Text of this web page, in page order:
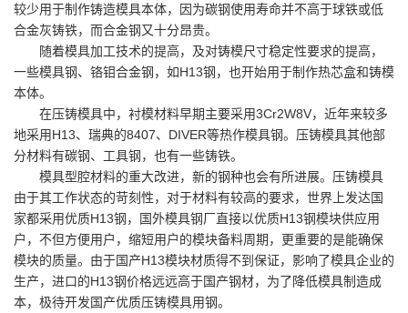
较少用于制作铸造模具本体，因为碳钢使用寿命并不高于球铁或低
合金灰铸铁，而合金钢又十分昂贵。
随着模具加工技术的提高，及对铸模尺寸稳定性要求的提高，
一些模具钢、铬钼合金钢，如H13钢，也开始用于制作热芯盒和铸模
本体。
在压铸模具中，衬模材料早期主要采用3Cr2W8V，近年来较多
地采用H13、瑞典的8407、DIVER等热作模具钢。压铸模具其他部
分材料有碳钢、工具钢，也有一些铸铁。
模具型腔材料的重大改进，新的钢种也会有所进展。压铸模具
由于其工作状态的苛刻性，对于材料有较高的要求，世界上发达国
家都采用优质H13钢，国外模具钢厂直接以优质H13钢模块供应用
户，不但方便用户，缩短用户的模块备料周期，更重要的是能确保
模块的质量。由于国产H13模块材质得不到保证，影响了模具企业的
生产，进口的H13钢价格远远高于国产钢材，为了降低模具制造成
本，极待开发国产优质压铸模具用钢。